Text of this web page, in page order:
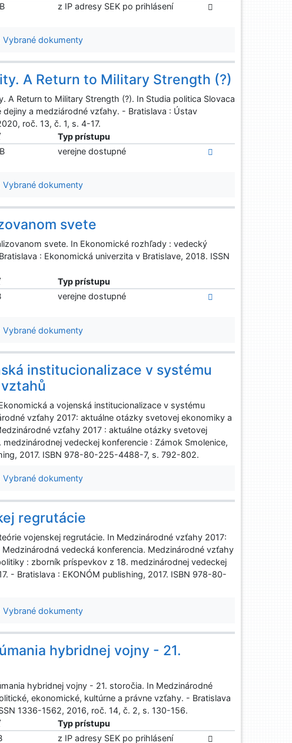
z IP adresy SEK po prihlásení
Vybrané dokumenty
A Return to Military Strength (?)
A Return to Military Strength (?). In Studia politica Slovaca
a medziárodné vzťahy. - Bratislava : Ústav
roč. 13, č. 1, s. 4-17.
Typ prístupu
verejne dostupné
Vybrané dokumenty
svete
svete. In Ekonomické rozhľady : vedecký
: Ekonomická univerzita v Bratislave, 2018. ISSN
Typ prístupu
verejne dostupné
Vybrané dokumenty
institucionalizace v systému
a vojenská institucionalizace v systému
vzťahy 2017: aktuálne otázky svetovej ekonomiky a
vzťahy 2017 : aktuálne otázky svetovej
vedeckej konferencie : Zámok Smolenice,
2017. ISBN 978-80-225-4488-7, s. 792-802.
Vybrané dokumenty
regrutácie
vojenskej regrutácie. In Medzinárodné vzťahy 2017:
vedecká konferencia. Medzinárodné vzťahy
: zborník príspevkov z 18. medzinárodnej vedeckej
- Bratislava : EKONÓM publishing, 2017. ISBN 978-80-
Vybrané dokumenty
hybridnej vojny - 21.
hybridnej vojny - 21. storočia. In Medzinárodné
ekonomické, kultúrne a právne vzťahy. - Bratislava
1336-1562, 2016, roč. 14, č. 2, s. 130-156.
Typ prístupu
z IP adresy SEK po prihlásení